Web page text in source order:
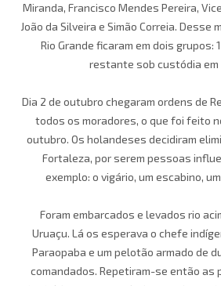
Miranda, Francisco Mendes Pereira,
João da Silveira e Simão Correia. Desse
Rio Grande ficaram em dois grupos:
restante sob custódia em
Dia 2 de outubro chegaram ordens de
todos os moradores, o que foi feito
outubro. Os holandeses decidiram
Fortaleza, por serem pessoas
exemplo: o vigário, um escabino,
Foram embarcados e levados rio
Uruaçu. Lá os esperava o chefe
Paraopaba e um pelotão armado de
comandados. Repetiram-se então as